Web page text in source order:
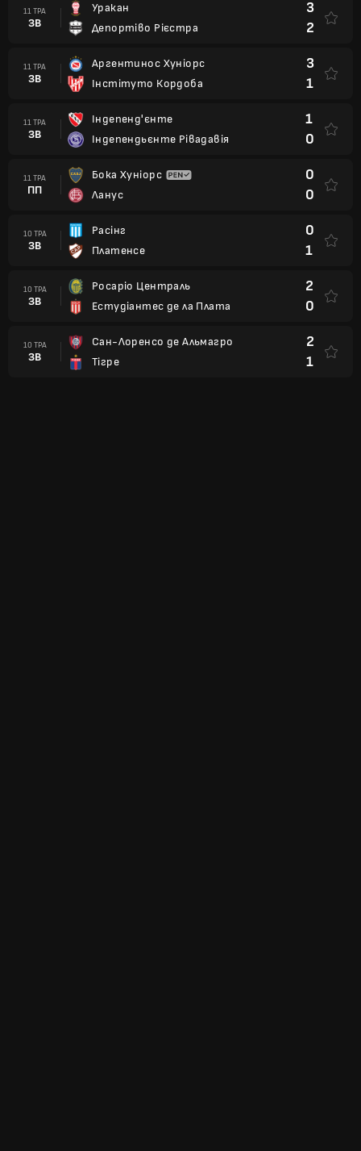
11 ТРА
ЗВ
Уракан
Депортіво Рієстра
3
2
11 ТРА
ЗВ
Аргентинос Хуніорс
Інстітуто Кордоба
3
1
11 ТРА
ЗВ
Індепенд'єнте
Індепендьєнте Рівадавія
1
0
11 ТРА
ПП
Бока Хуніорс
Ланус
0
0
10 ТРА
ЗВ
Расінг
Платенсе
0
1
10 ТРА
ЗВ
Росаріо Централь
Естудіантес де ла Плата
2
0
10 ТРА
ЗВ
Сан-Лоренсо де Альмагро
Тігре
2
1